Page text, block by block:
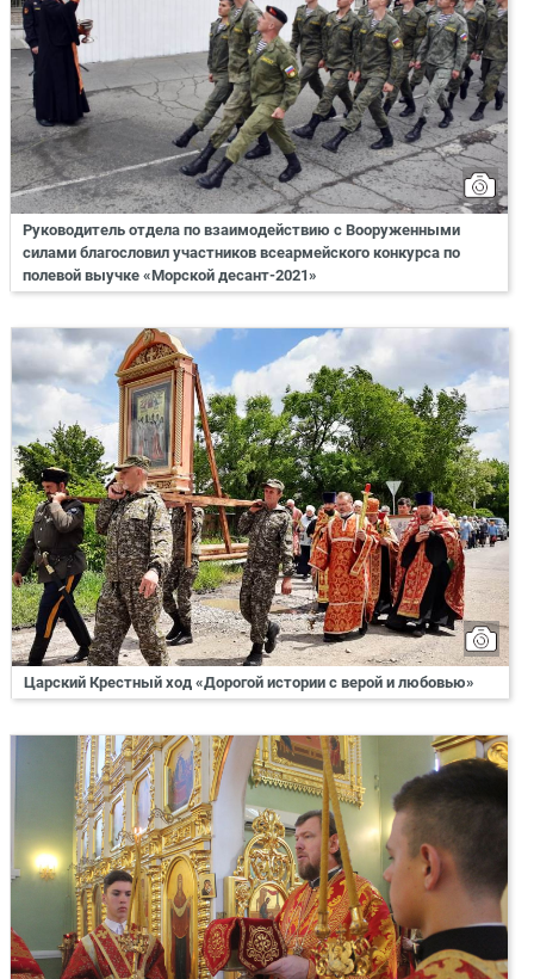
Руководитель отдела по взаимодействию с Вооруженными
силами благословил участников всеармейского конкурса по
полевой выучке «Морской десант-2021»
Царский Крестный ход «Дорогой истории с верой и любовью»